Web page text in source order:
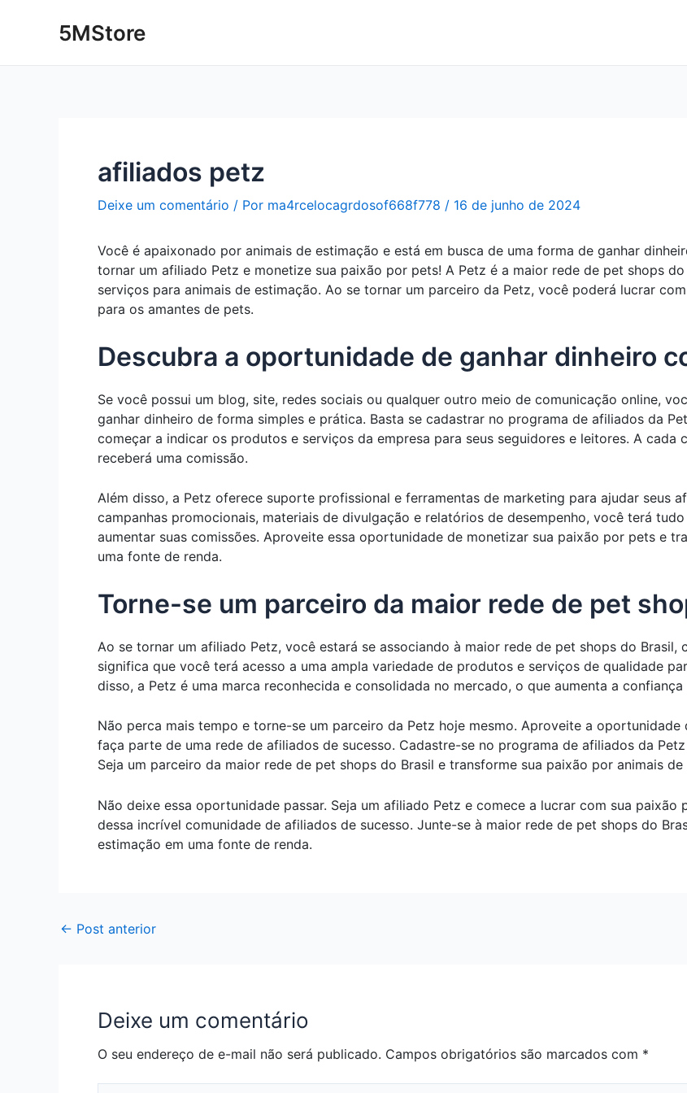
5MStore
afiliados petz
Deixe um comentário / Por ma4rcelocagrdosof668f778 / 16 de junho de 2024
Você é apaixonado por animais de estimação e está em busca de uma forma de ganhar
tornar um afiliado Petz e monetize sua paixão por pets! A Petz é a maior rede de pet shops
serviços para animais de estimação. Ao se tornar um parceiro da Petz, você poderá lucrar
para os amantes de pets.
Descubra a oportunidade de ganhar dinheiro
Se você possui um blog, site, redes sociais ou qualquer outro meio de comunicação online,
ganhar dinheiro de forma simples e prática. Basta se cadastrar no programa de afiliados da
começar a indicar os produtos e serviços da empresa para seus seguidores e leitores. A cada
receberá uma comissão.
Além disso, a Petz oferece suporte profissional e ferramentas de marketing para ajudar seus
campanhas promocionais, materiais de divulgação e relatórios de desempenho, você terá
aumentar suas comissões. Aproveite essa oportunidade de monetizar sua paixão por pets e
uma fonte de renda.
Torne-se um parceiro da maior rede de pet
Ao se tornar um afiliado Petz, você estará se associando à maior rede de pet shops do Brasil,
significa que você terá acesso a uma ampla variedade de produtos e serviços de qualidade
disso, a Petz é uma marca reconhecida e consolidada no mercado, o que aumenta a
Não perca mais tempo e torne-se um parceiro da Petz hoje mesmo. Aproveite a
faça parte de uma rede de afiliados de sucesso. Cadastre-se no programa de afiliados da
Seja um parceiro da maior rede de pet shops do Brasil e transforme sua paixão por animais
Não deixe essa oportunidade passar. Seja um afiliado Petz e comece a lucrar com sua
dessa incrível comunidade de afiliados de sucesso. Junte-se à maior rede de pet shops do
estimação em uma fonte de renda.
navigation
← Post anterior
Deixe um comentário
O seu endereço de e-mail não será publicado. Campos obrigatórios são marcados com *